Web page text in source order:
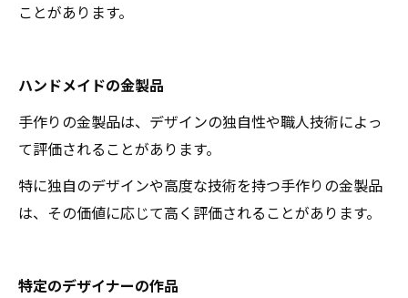
ことがあります。
ハンドメイドの金製品
手作りの金製品は、デザインの独自性や職人技術によっ
て評価されることがあります。
特に独自のデザインや高度な技術を持つ手作りの金製品
は、その価値に応じて高く評価されることがあります。
特定のデザイナーの作品